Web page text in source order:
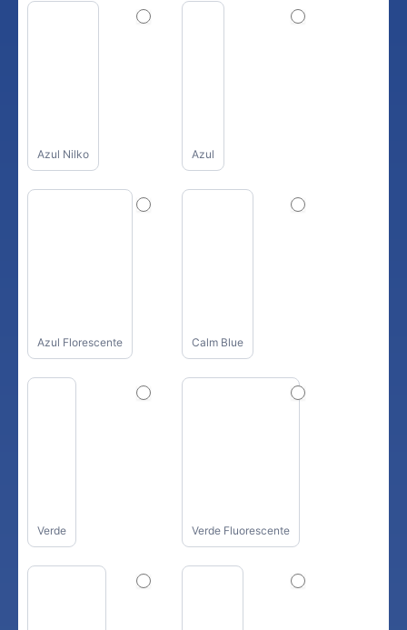
Azul Nilko Azul
Azul Florescente Calm Blue
Verde Verde Fluorescente